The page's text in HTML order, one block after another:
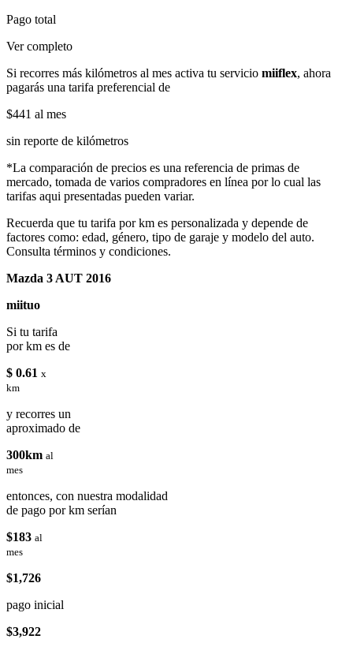
Pago total
Ver completo
Si recorres más kilómetros al mes activa tu servicio miiflex, ahora
pagarás una tarifa preferencial de
$441 al mes
sin reporte de kilómetros
*La comparación de precios es una referencia de primas de
mercado, tomada de varios compradores en línea por lo cual las
tarifas aqui presentadas pueden variar.
Recuerda que tu tarifa por km es personalizada y depende de
factores como: edad, género, tipo de garaje y modelo del auto.
Consulta términos y condiciones.
Mazda 3 AUT 2016
miituo
Si tu tarifa
por km es de
$ 0.61 x
km
y recorres un
aproximado de
300km al
mes
entonces, con nuestra modalidad
de pago por km serían
$183 al
mes
$1,726
pago inicial
$3,922